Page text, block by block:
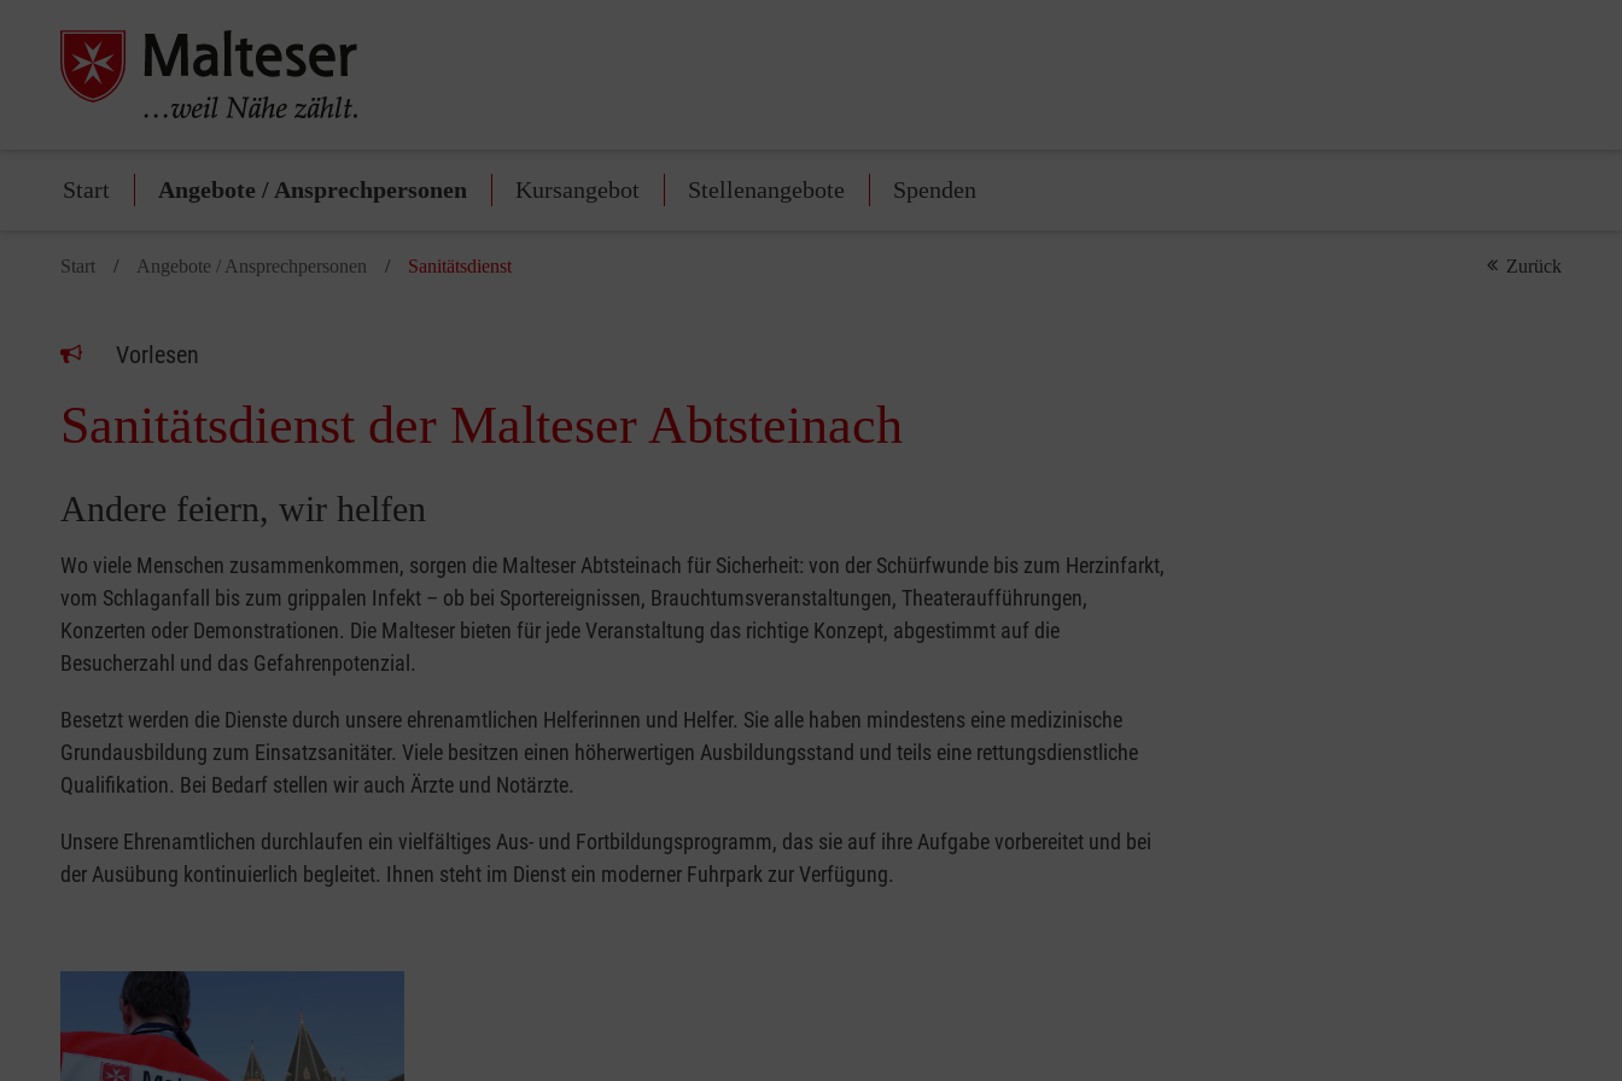
Start Angebote / Ansprechpersonen Kursangebot Stellenangebote Spenden
Start Angebote / Ansprechpersonen Sanitätsdienst Zurück
Vorlesen
Sanitätsdienst der Malteser Abtsteinach
Andere feiern, wir helfen
Wo viele Menschen zusammenkommen, sorgen die Malteser Abtsteinach für Sicherheit: von der Schürfwunde bis zum Herzinfarkt,
vom Schlaganfall bis zum grippalen Infekt – ob bei Sportereignissen, Brauchtumsveranstaltungen, Theateraufführungen,
Konzerten oder Demonstrationen. Die Malteser bieten für jede Veranstaltung das richtige Konzept, abgestimmt auf die
Besucherzahl und das Gefahrenpotenzial.
Besetzt werden die Dienste durch unsere ehrenamtlichen Helferinnen und Helfer. Sie alle haben mindestens eine medizinische
Grundausbildung zum Einsatzsanitäter. Viele besitzen einen höherwertigen Ausbildungsstand und teils eine rettungsdienstliche
Qualifikation. Bei Bedarf stellen wir auch Ärzte und Notärzte.
Unsere Ehrenamtlichen durchlaufen ein vielfältiges Aus- und Fortbildungs­programm, das sie auf ihre Aufgabe vorbereitet und bei
der Ausübung kontinuierlich begleitet. Ihnen steht im Dienst ein moderner Fuhrpark zur Verfügung.